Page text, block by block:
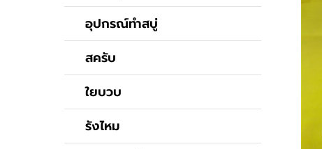
อุปกรณ์ทำสบู่
สครับ
ใยบวบ
รังไหม